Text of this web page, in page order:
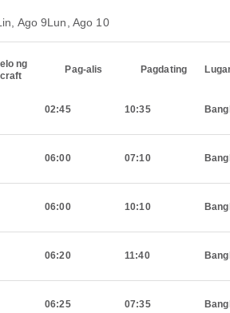
Ago 9Lun, Ago 10
ng
Pag-alis Pagdating
02:45 10:35
06:00 07:10
06:00 10:10
06:20 11:40
06:25 07:35